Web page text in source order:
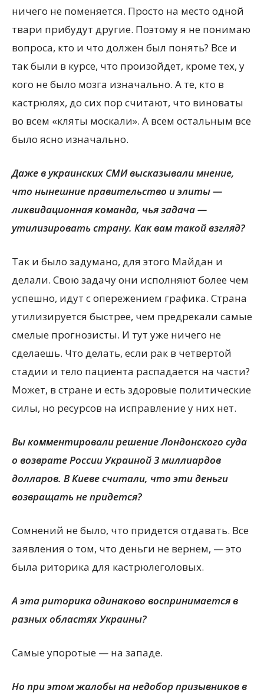
ничего не поменяется. Просто на место одной
твари прибудут другие. Поэтому я не понимаю
вопроса, кто и что должен был понять? Все и
так были в курсе, что произойдет, кроме тех, у
кого не было мозга изначально. А те, кто в
кастрюлях, до сих пор считают, что виноваты
во всем «кляты москали». А всем остальным все
было ясно изначально.
Даже в украинских СМИ высказывали мнение,
что нынешние правительство и элиты —
ликвидационная команда, чья задача —
утилизировать страну. Как вам такой взгляд?
Так и было задумано, для этого Майдан и
делали. Свою задачу они исполняют более чем
успешно, идут с опережением графика. Страна
утилизируется быстрее, чем предрекали самые
смелые прогнозисты. И тут уже ничего не
сделаешь. Что делать, если рак в четвертой
стадии и тело пациента распадается на части?
Может, в стране и есть здоровые политические
силы, но ресурсов на исправление у них нет.
Вы комментировали решение Лондонского суда
о возврате России Украиной 3 миллиардов
долларов. В Киеве считали, что эти деньги
возвращать не придется?
Сомнений не было, что придется отдавать. Все
заявления о том, что деньги не вернем, — это
была риторика для кастрюлеголовых.
А эта риторика одинаково воспринимается в
разных областях Украины?
Самые упоротые — на западе.
Но при этом жалобы на недобор призывников в